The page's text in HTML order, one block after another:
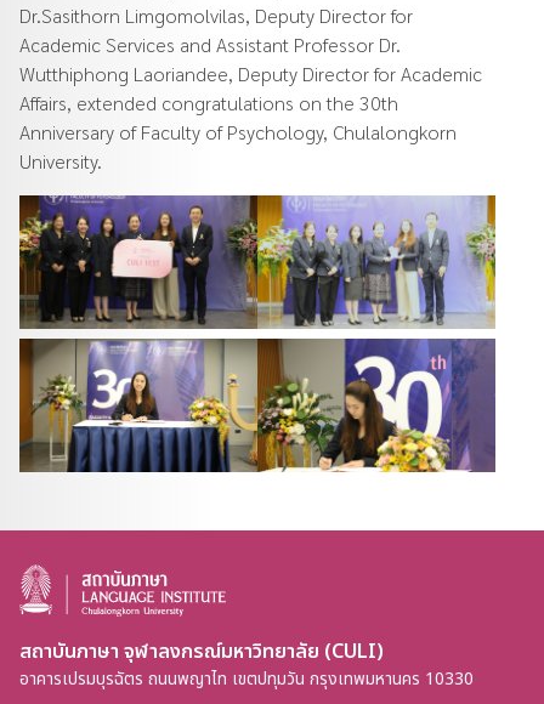
Dr.Sasithorn Limgomolvilas, Deputy Director for
Academic Services and Assistant Professor Dr.
Wutthiphong Laoriandee, Deputy Director for Academic
Affairs, extended congratulations on the 30th
Anniversary of Faculty of Psychology, Chulalongkorn
University.
สถาบันภาษา จุฬาลงกรณ์มหาวิทยาลัย (CULI)
อาคารเปรมบุรฉัตร ถนนพญาไท เขตปทุมวัน กรุงเทพมหานคร 10330